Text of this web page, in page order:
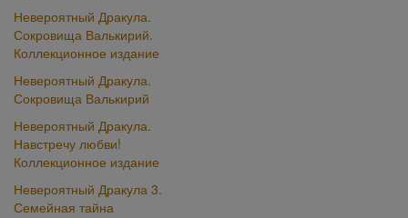
Невероятный Дракула.
Сокровища Валькирий.
Коллекционное издание
Невероятный Дракула.
Сокровища Валькирий
Невероятный Дракула.
Навстречу любви!
Коллекционное издание
Невероятный Дракула 3.
Семейная тайна